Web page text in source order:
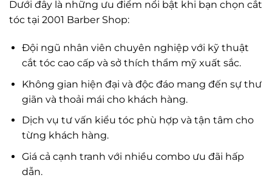
Dưới đây là những ưu điểm nổi bật khi bạn chọn cắt
tóc tại 2001 Barber Shop:
Đội ngũ nhân viên chuyên nghiệp với kỹ thuật
cắt tóc cao cấp và sở thích thẩm mỹ xuất sắc.
Không gian hiện đại và độc đáo mang đến sự thư
giãn và thoải mái cho khách hàng.
Dịch vụ tư vấn kiểu tóc phù hợp và tận tâm cho
từng khách hàng.
Giá cả cạnh tranh với nhiều combo ưu đãi hấp
dẫn.